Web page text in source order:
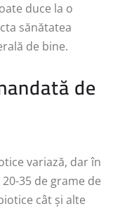
duce la o
sănătatea
de bine.
de
variază, dar în
35 de grame de
cât și alte